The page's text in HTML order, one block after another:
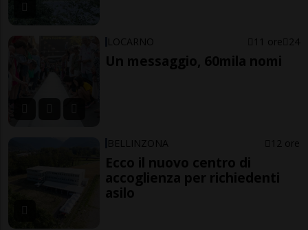
LOCARNO 11 ore 24
Un messaggio, 60mila nomi
BELLINZONA 12 ore
Ecco il nuovo centro di
accoglienza per richiedenti
asilo